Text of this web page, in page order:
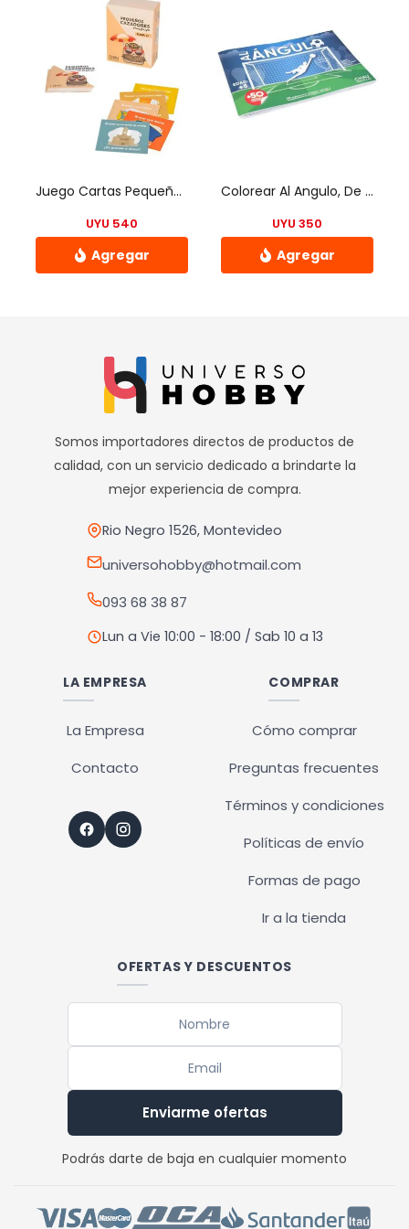
Juego Cartas Pequeños Cazadores Chau Pantallas – Uh
UYU 540
Colorear Al Angulo, De Chau Pantallas. Block De Fútbol – Uh
UYU 350
Somos importadores directos de productos de
calidad, con un servicio dedicado a brindarte la
mejor experiencia de compra.
Rio Negro 1526, Montevideo
universohobby@hotmail.com
093 68 38 87
Lun a Vie 10:00 - 18:00 / Sab 10 a 13
LA EMPRESA
La Empresa
Contacto
COMPRAR
Cómo comprar
Preguntas frecuentes
Términos y condiciones
Políticas de envío
Formas de pago
Ir a la tienda
OFERTAS Y DESCUENTOS
Enviarme ofertas
Podrás darte de baja en cualquier momento